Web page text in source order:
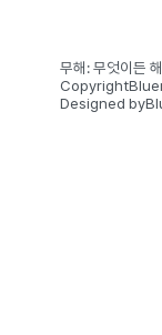
무해: 무엇이든
Copyright
Designed by